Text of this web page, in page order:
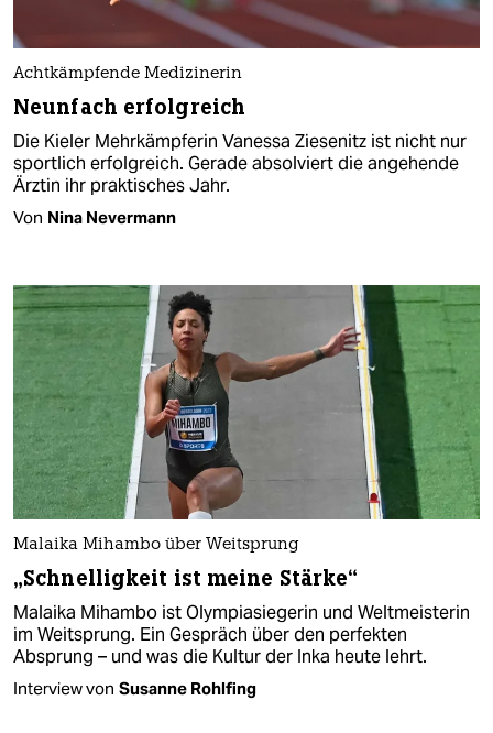
Achtkämpfende Medizinerin
Neunfach erfolgreich
Die Kieler Mehrkämpferin Vanessa Ziesenitz ist nicht nur
sportlich erfolgreich. Gerade absolviert die angehende
Ärztin ihr praktisches Jahr.
Von Nina Nevermann
Malaika Mihambo über Weitsprung
„Schnelligkeit ist meine Stärke“
Malaika Mihambo ist Olympiasiegerin und Weltmeisterin
im Weitsprung. Ein Gespräch über den perfekten
Absprung – und was die Kultur der Inka heute lehrt.
Interview von Susanne Rohlfing